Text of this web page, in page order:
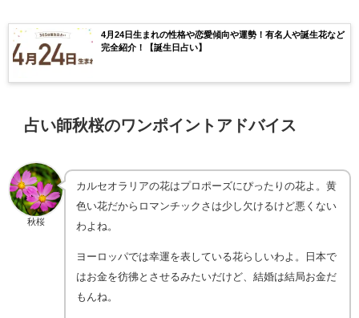
4月24日生まれの性格や恋愛傾向や運勢！有名人や誕生花など
完全紹介！【誕生日占い】
占い師秋桜のワンポイントアドバイス
秋桜
カルセオラリアの花はプロポーズにぴったりの花よ。黄
色い花だからロマンチックさは少し欠けるけど悪くない
わよね。
ヨーロッパでは幸運を表している花らしいわよ。日本で
はお金を彷彿とさせるみたいだけど、結婚は結局お金だ
もんね。